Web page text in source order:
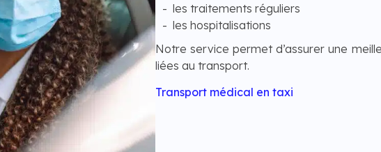
les traitements réguliers
les hospitalisations
Notre service permet d’assurer une
liées au transport.
Transport médical en taxi